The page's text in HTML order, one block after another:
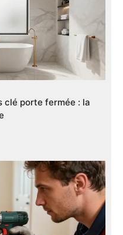
clé porte fermée : la